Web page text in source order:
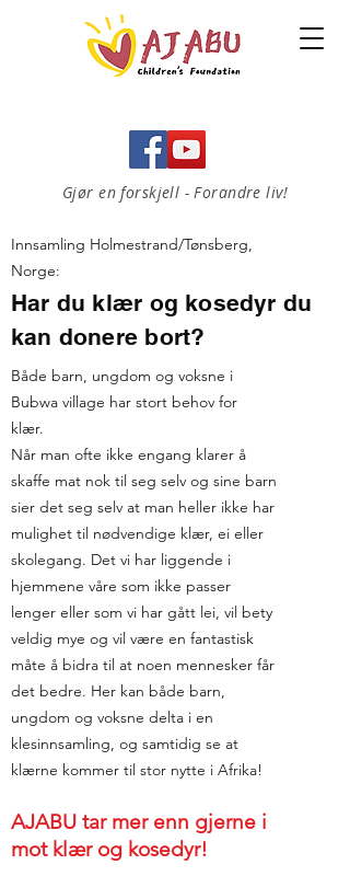
Gjør en forskjell - Forandre liv!
Innsamling Holmestrand/Tønsberg,
Norge:
Har du klær og kosedyr du
kan donere bort?
Både barn, ungdom og voksne i
Bubwa village har stort behov for
klær.
Når man ofte ikke engang klarer å
skaffe mat nok til seg selv og sine barn
sier det seg selv at man heller ikke har
mulighet til nødvendige klær, ei eller
skolegang. Det vi har liggende i
hjemmene våre som ikke passer
lenger eller som vi har gått lei, vil bety
veldig mye og vil være en fantastisk
måte å bidra til at noen mennesker får
det bedre. Her kan både barn,
ungdom og voksne delta i en
klesinnsamling, og samtidig se at
klærne kommer til stor nytte i Afrika!
AJABU tar mer enn gjerne i
mot klær og kosedyr!